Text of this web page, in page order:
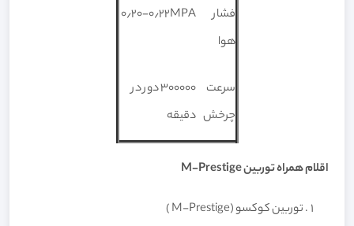
فشار
هوا
سرعت
چرخش
۳۰۰۰۰۰ دور در
دقیقه
اقلام همراه توربین M-Prestige
توربین کوکسو (M-Prestige )